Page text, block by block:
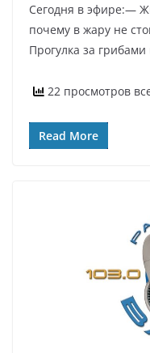
Сегодня в эфире:—
почему в жару не
Прогулка за
22 просмотров
Read More